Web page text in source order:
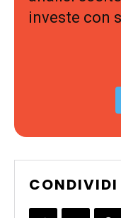
investe con
CONDIVIDI